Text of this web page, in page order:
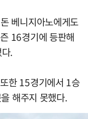
베니지아노에게도
16경기에 등판해
.
한 15경기에서 1승
해주지 못했다.